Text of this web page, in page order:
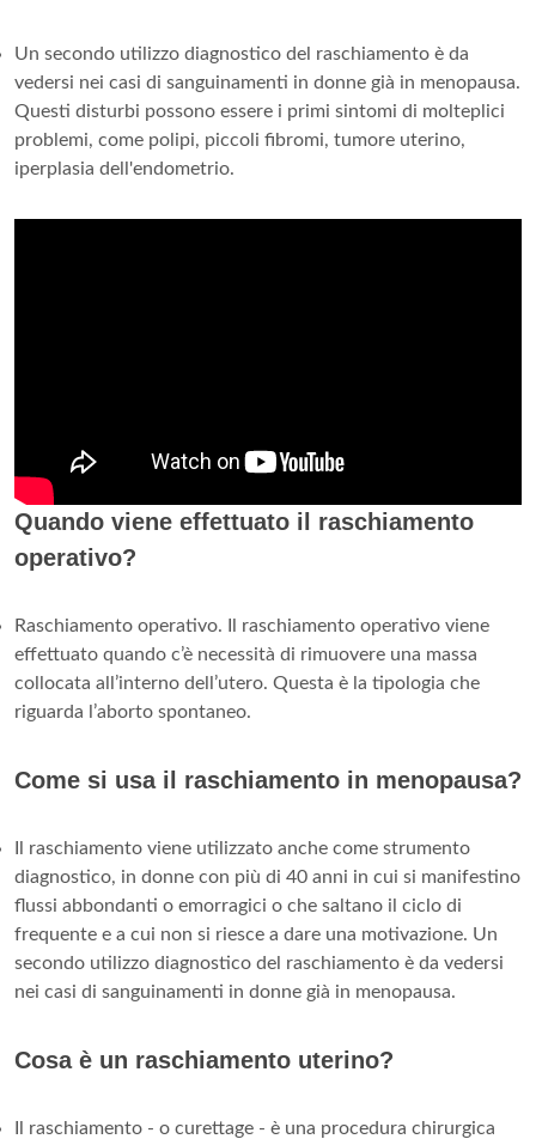
Un secondo utilizzo diagnostico del raschiamento è da
vedersi nei casi di sanguinamenti in donne già in menopausa.
Questi disturbi possono essere i primi sintomi di molteplici
problemi, come polipi, piccoli fibromi, tumore uterino,
iperplasia dell'endometrio.
Quando viene effettuato il raschiamento
operativo?
Raschiamento operativo. Il raschiamento operativo viene
effettuato quando c’è necessità di rimuovere una massa
collocata all’interno dell’utero. Questa è la tipologia che
riguarda l’aborto spontaneo.
Come si usa il raschiamento in menopausa?
Il raschiamento viene utilizzato anche come strumento
diagnostico, in donne con più di 40 anni in cui si manifestino
flussi abbondanti o emorragici o che saltano il ciclo di
frequente e a cui non si riesce a dare una motivazione. Un
secondo utilizzo diagnostico del raschiamento è da vedersi
nei casi di sanguinamenti in donne già in menopausa.
Cosa è un raschiamento uterino?
Il raschiamento - o curettage - è una procedura chirurgica